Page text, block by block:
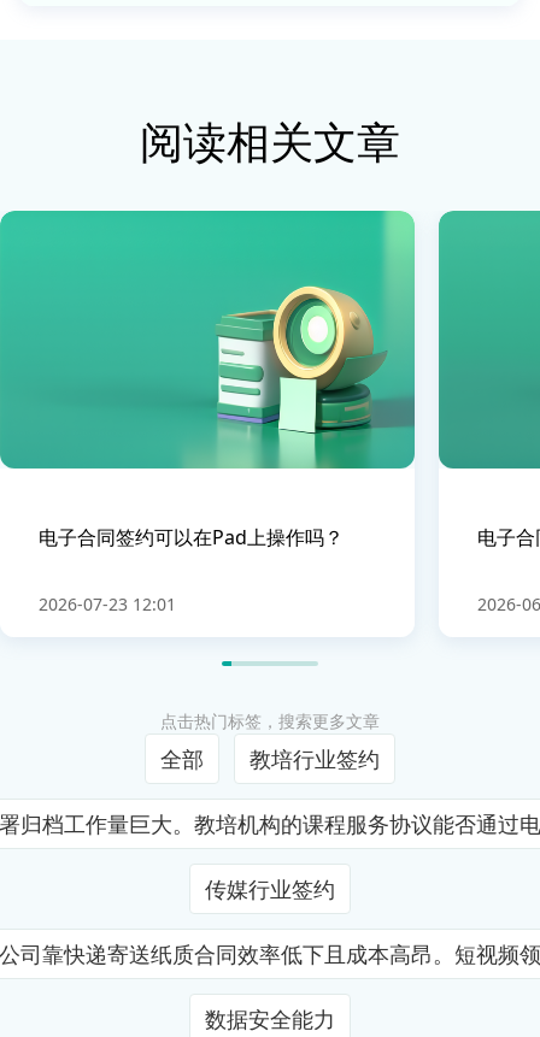
阅读相关文章
电子合同签约可以在Pad上操作吗？
2026-07-23 12:01
电子
2026-
点击热门标签，搜索更多文章
全部 教培行业签约
归档工作量巨大。教培机构的课程服务协议能否通过
传媒行业签约
司靠快递寄送纸质合同效率低下且成本高昂。短视频
数据安全能力